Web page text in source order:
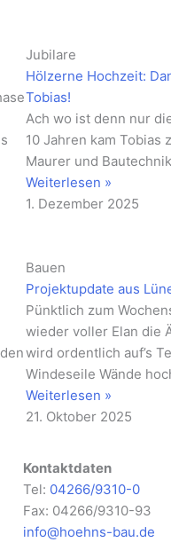
Jubilare
Hölzerne Hochzeit:
Tobias!
Ach wo ist denn nur
10 Jahren kam Tobias
Maurer und
Weiterlesen »
1. Dezember 2025
Bauen
Projektupdate aus
Pünktlich zum
wieder voller Elan die
wird ordentlich auf’s
Windeseile Wände
Weiterlesen »
21. Oktober 2025
Kontaktdaten
Tel: 04266/9310-0
Fax: 04266/9310-93
info@hoehns-bau.de